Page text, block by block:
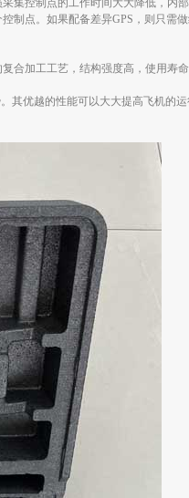
集控制点的工作时间大大降低，内
制点。如果配备差异GPS，则只需
合加工工艺，结构强度高，使用寿命
其优越的性能可以大大提高飞机的